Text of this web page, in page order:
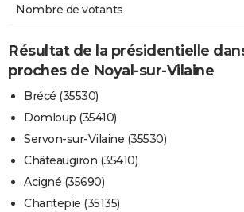
Nombre de votants
Résultat de la présidentielle
proches de Noyal-sur-Vilaine
Brécé (35530)
Domloup (35410)
Servon-sur-Vilaine (35530)
Châteaugiron (35410)
Acigné (35690)
Chantepie (35135)